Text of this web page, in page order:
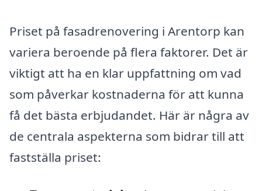
Priset på fasadrenovering i Arentorp kan
variera beroende på flera faktorer. Det är
viktigt att ha en klar uppfattning om vad
som påverkar kostnaderna för att kunna
få det bästa erbjudandet. Här är några av
de centrala aspekterna som bidrar till att
fastställa priset: